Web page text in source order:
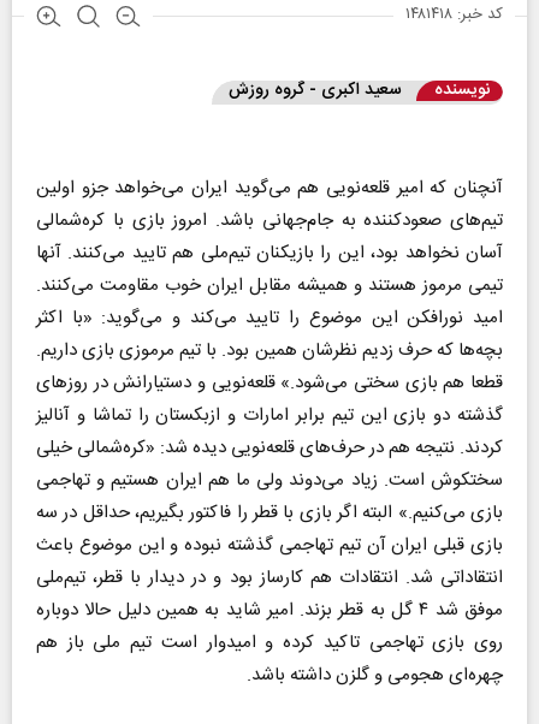
کد خبر: ۱۴۸۱۴۱۸
نویسنده سعید اکبری - گروه روزش
آنچنان که امیر قلعه‌نویی هم می‌گوید ایران می‌خواهد جزو اولین
تیم‌های صعود‌کننده به جام‌جهانی باشد. امروز بازی با کره‌شمالی
آسان نخواهد بود، این را بازیکنان تیم‌ملی هم تایید می‌کنند. آنها
تیمی مرموز هستند و همیشه مقابل ایران خوب مقاومت می‌کنند.
امید نورافکن این موضوع را تایید می‌کند و می‌گوید: «با اکثر
بچه‌ها که حرف زدیم نظرشان همین بود. با تیم مرموزی بازی داریم.
قطعا هم بازی سختی می‌شود.» قلعه‌نویی و دستیارانش در روزهای
گذشته دو بازی این تیم برابر امارات و ازبکستان را تماشا و آنالیز
کردند. نتیجه هم در حرف‌های قلعه‌نویی دیده شد: «کره‌شمالی خیلی
سختکوش است. زیاد می‌دوند ولی ما هم ایران هستیم و تهاجمی
بازی می‌کنیم.» البته اگر بازی با قطر را فاکتور بگیریم، حداقل در سه
بازی قبلی ایران آن تیم تهاجمی گذشته نبوده و این موضوع باعث
انتقاداتی شد. انتقادات هم کارساز بود و در دیدار با قطر، تیم‌ملی
موفق شد ۴ گل به قطر بزند. امیر شاید به همین دلیل حالا دوباره
روی بازی تهاجمی تاکید کرده و امیدوار است تیم ملی باز هم
چهره‌ای هجومی و گلزن داشته باشد.